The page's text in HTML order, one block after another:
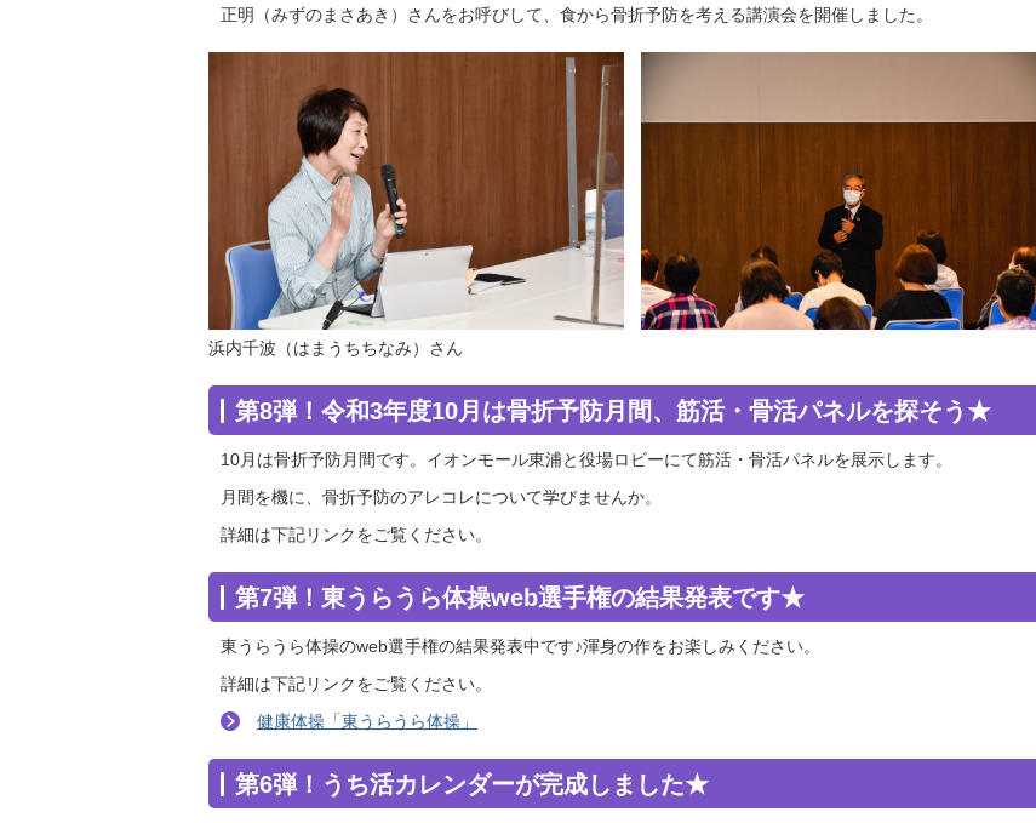
正明（みずのまさあき）さんをお呼びして、食から骨折予防を考える講演会を開催しました。
浜内千波（はまうちちなみ）さん
第8弾！令和3年度10月は骨折予防月間、筋活・骨活パネルを探そう★
10月は骨折予防月間です。イオンモール東浦と役場ロビーにて筋活・骨活パネルを展示します。
月間を機に、骨折予防のアレコレについて学びませんか。
詳細は下記リンクをご覧ください。
第7弾！東うらうら体操web選手権の結果発表です★
東うらうら体操のweb選手権の結果発表中です♪渾身の作をお楽しみください。
詳細は下記リンクをご覧ください。
健康体操「東うらうら体操」
第6弾！うち活カレンダーが完成しました★